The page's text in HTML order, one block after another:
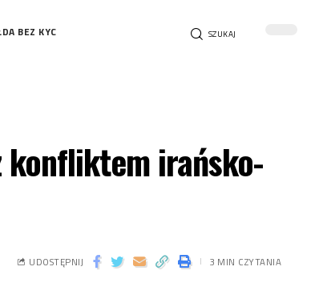
BEZ KYC SZUKAJ
konfliktem irańsko-
UDOSTĘPNIJ 3 MIN CZYTANIA